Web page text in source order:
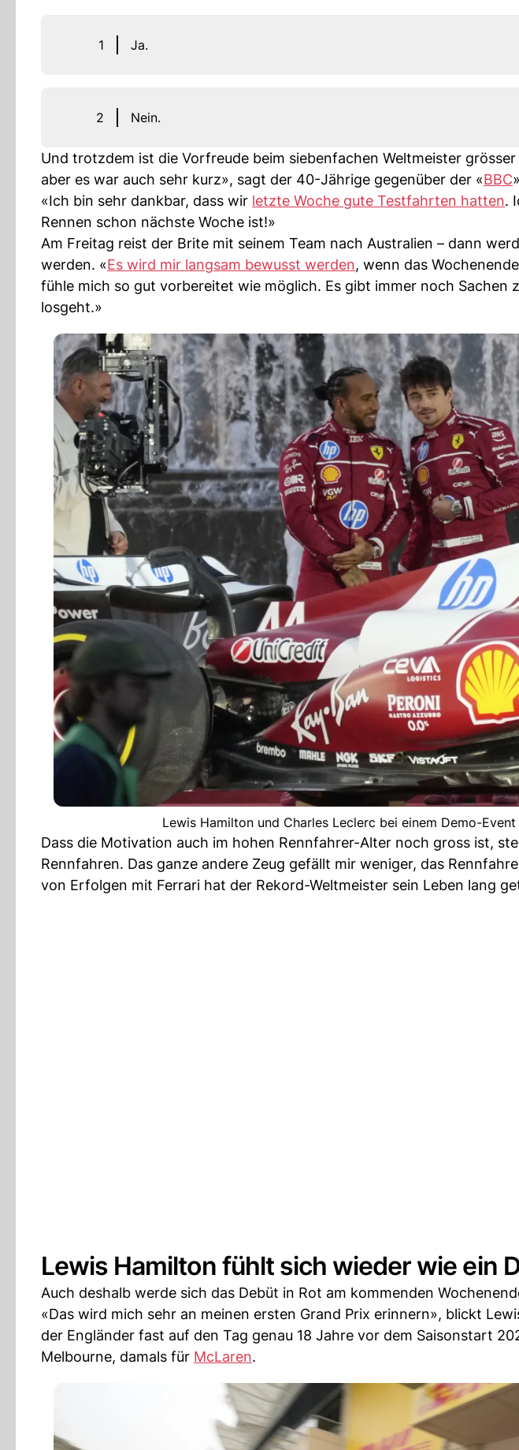
1 Ja.
2 Nein.
Und trotzdem ist die Vorfreude beim siebenfachen Weltmeister
aber es war auch sehr kurz», sagt der 40-Jährige gegenüber der «BBC
«Ich bin sehr dankbar, dass wir letzte Woche gute Testfahrten hatten.
Rennen schon nächste Woche ist!»
Am Freitag reist der Brite mit seinem Team nach Australien – dann
werden. «Es wird mir langsam bewusst werden, wenn das
fühle mich so gut vorbereitet wie möglich. Es gibt immer noch Sachen
losgeht.»
Lewis Hamilton und Charles Leclerc bei einem Demo-
Dass die Motivation auch im hohen Rennfahrer-Alter noch gross ist,
Rennfahren. Das ganze andere Zeug gefällt mir weniger, das
von Erfolgen mit Ferrari hat der Rekord-Weltmeister sein Leben lang
Lewis Hamilton fühlt sich wieder wie ein
Auch deshalb werde sich das Debüt in Rot am kommenden
«Das wird mich sehr an meinen ersten Grand Prix erinnern», blickt
der Engländer fast auf den Tag genau 18 Jahre vor dem Saisonstart
Melbourne, damals für McLaren.